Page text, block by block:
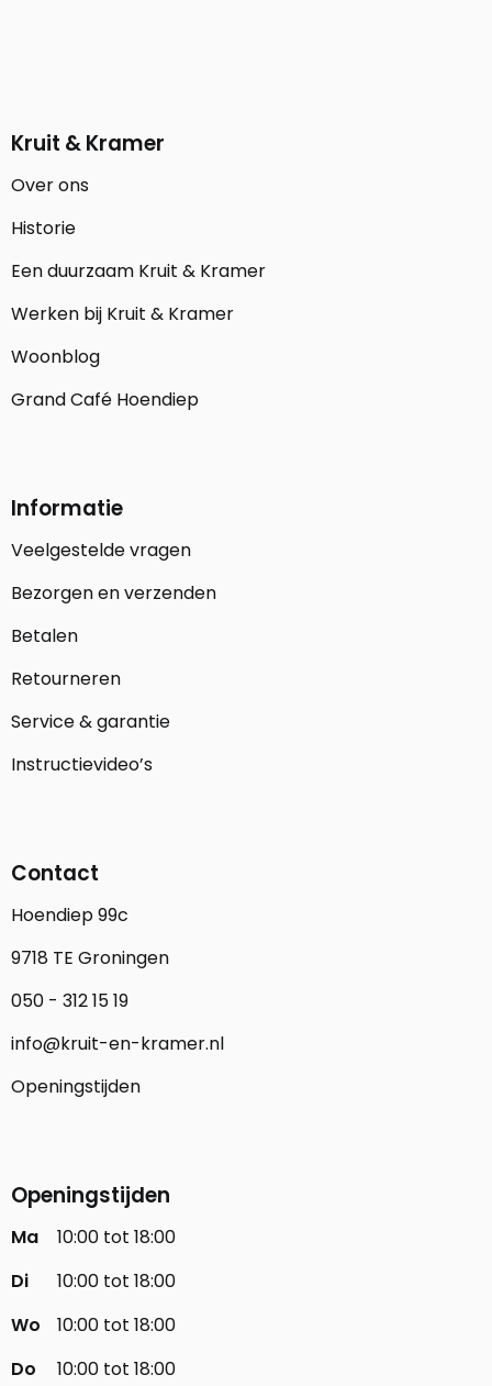
Kruit & Kramer
Over ons
Historie
Een duurzaam Kruit & Kramer
Werken bij Kruit & Kramer
Woonblog
Grand Café Hoendiep
Informatie
Veelgestelde vragen
Bezorgen en verzenden
Betalen
Retourneren
Service & garantie
Instructievideo’s
Contact
Hoendiep 99c
9718 TE Groningen
050 - 312 15 19
info@kruit-en-kramer.nl
Openingstijden
Openingstijden
Ma
10:00 tot 18:00
Di
10:00 tot 18:00
Wo
10:00 tot 18:00
Do
10:00 tot 18:00